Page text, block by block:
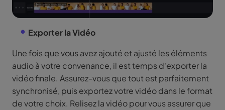
Exporter la Vidéo
Une fois que vous avez ajouté et ajusté les éléments
audio à votre convenance, il est temps d'exporter la
vidéo finale. Assurez-vous que tout est parfaitement
synchronisé, puis exportez votre vidéo dans le format
de votre choix. Relisez la vidéo pour vous assurer que